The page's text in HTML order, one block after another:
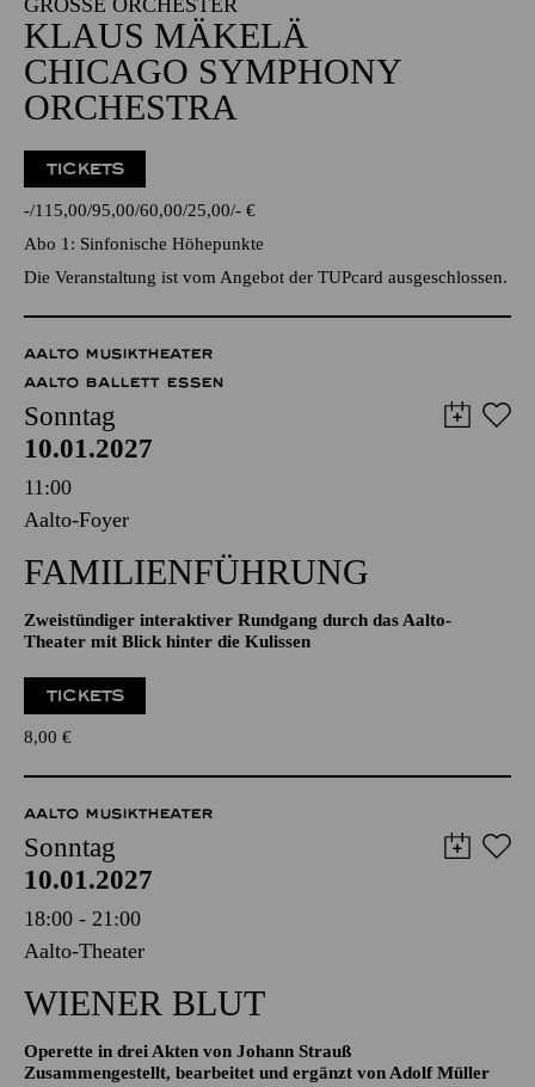
Alfried Krupp Saal
GROSSE ORCHESTER
KLAUS MÄKELÄ
CHICAGO SYMPHONY
ORCHESTRA
TICKETS
- 115,00 95,00 60,00 25,00 -€
Abo 1: Sinfonische Höhepunkte
Die Veranstaltung ist vom Angebot der TUPcard ausgeschlossen.
AALTO MUSIKTHEATER
AALTO BALLETT ESSEN
Sonntag
10.01.2027
11:00
FAMILIENFÜHRUNG
Zweistündiger interaktiver Rundgang durch das Aalto-
Theater mit Blick hinter die Kulissen
8,00 €
AALTO MUSIKTHEATER
Sonntag
10.01.2027
18:00 - 21:00
WIENER BLUT